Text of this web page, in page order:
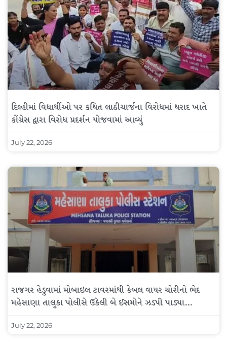
દિલ્હીમાં વિદ્યાર્થીઓ પર કથિત લાઠીચાર્જના વિરોધમાં થરાદ ખાતે
કોંગ્રેસ દ્વારા વિરોધ પ્રદર્શન યોજવામાં આવ્યું
July 22, 2026
રાજગર હેડુવામાં મોબાઇલ ટાવરમાંથી કેબલ વાયર ચોરીનો ભેદ
મહેસાણા તાલુકા પોલીસે ઉકેલી બે ઈસમોને ઝડપી પાડ્યા…
July 22, 2026